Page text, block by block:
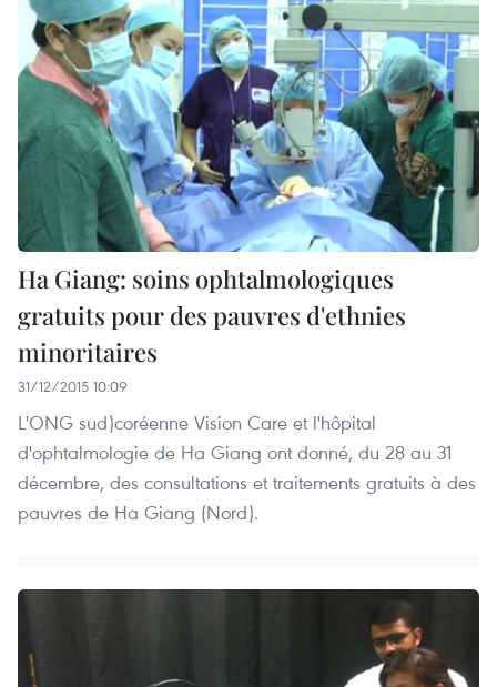
Ha Giang: soins ophtalmologiques
gratuits pour des pauvres d'ethnies
minoritaires
31/12/2015 10:09
L'ONG sud)coréenne Vision Care et l'hôpital
d'ophtalmologie de Ha Giang ont donné, du 28 au 31
décembre, des consultations et traitements gratuits à des
pauvres de Ha Giang (Nord).